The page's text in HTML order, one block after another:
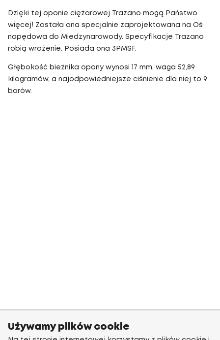
Dzięki tej oponie ciężarowej Trazano mogą Państwo
więcej! Została ona specjalnie zaprojektowana na Oś
napędowa do Miedzynarowody. Specyfikacje Trazano
robią wrażenie. Posiada ona 3PMSF.
Głębokość bieżnika opony wynosi 17 mm, waga 52,89
kilogramów, a najodpowiedniejsze ciśnienie dla niej to 9
barów.
Używamy plików cookie